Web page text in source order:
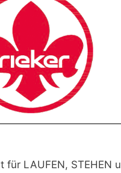
LAUFEN, STEHEN